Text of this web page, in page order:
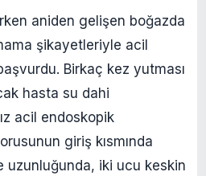
aniden gelişen boğazda
şikayetleriyle acil
Birkaç kez yutması
hasta su dahi
acil endoskopik
giriş kısmında
uzunluğunda, iki ucu keskin